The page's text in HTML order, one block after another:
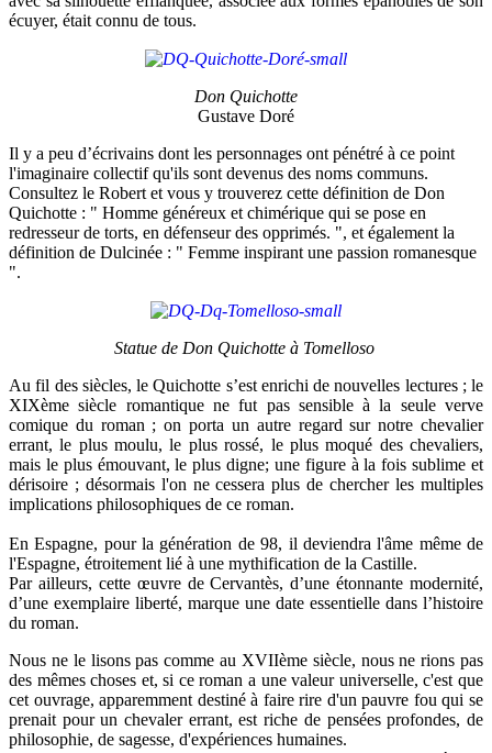
écuyer, était connu de tous.
Don Quichotte
Gustave Doré
Il y a peu d’écrivains dont les personnages ont pénétré à ce point
l'imaginaire collectif qu'ils sont devenus des noms communs.
Consultez le Robert et vous y trouverez cette définition de Don
Quichotte : " Homme généreux et chimérique qui se pose en
redresseur de torts, en défenseur des opprimés. ", et également la
définition de Dulcinée : " Femme inspirant une passion romanesque
".
Statue de Don Quichotte à Tomelloso
Au fil des siècles, le Quichotte s’est enrichi de nouvelles lectures ; le
XIXème siècle romantique ne fut pas sensible à la seule verve
comique du roman ; on porta un autre regard sur notre chevalier
errant, le plus moulu, le plus rossé, le plus moqué des chevaliers,
mais le plus émouvant, le plus digne; une figure à la fois sublime et
dérisoire ; désormais l'on ne cessera plus de chercher les multiples
implications philosophiques de ce roman.
En Espagne, pour la génération de 98, il deviendra l'âme même de
l'Espagne, étroitement lié à une mythification de la Castille.
Par ailleurs, cette œuvre de Cervantès, d’une étonnante modernité,
d’une exemplaire liberté, marque une date essentielle dans l’histoire
du roman.
Nous ne le lisons pas comme au XVIIème siècle, nous ne rions pas
des mêmes choses et, si ce roman a une valeur universelle, c'est que
cet ouvrage, apparemment destiné à faire rire d'un pauvre fou qui se
prenait pour un chevaler errant, est riche de pensées profondes, de
philosophie, de sagesse, d'expériences humaines.